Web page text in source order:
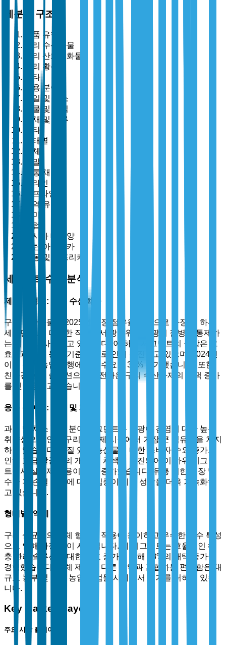
세분화 구조
제품 유형별
구리 수산화물
구리 산화염화물
구리 황산염
기타
응용 분야별
과일 및 채소
곡물 및 곡식
유채 및 콩류
기타
형태별
액체
분말
유통 채널별
온라인
오프라인
지역 유형별
북미
유럽
아시아 태평양
라틴 아메리카
중동 및 아프리카
세그먼트 수준 분석
제품 유형별: 구리 수산화물
구리 수산화물은 2025년 시장 점유율 기준으로 가장 큰 하위
세그먼트로, 다양한 작물에서 광범위한 곰팡이 질병을 통제하
는 데 널리 사용되고 있습니다. 이 하위 세그먼트의 성장은 그
효능과 유기 농업 기준 준수로 인해 촉진되고 있으며, 2024년
이후 유기 농업 관행에서의 수요가 35% 증가했습니다. 또한,
친환경 농업 솔루션으로의 전환은 구리 수산화제의 채택 증가
를 뒷받침하고 있습니다.
응용 분야별: 과일 및 채소
과일 및 채소 응용 분야 세그먼트는 곰팡이 감염에 대한 높은
취약성으로 인해 구리 살균제 시장에서 가장 큰 점유율을 차지
하고 있습니다. 품질 있는 농산물에 대한 소비자 수요 증가로
인해 고급 살균제의 개발 및 채택이 촉진되어 이 하위 세그먼
트에서 살균제 적용이 30% 증가했습니다. 유통 기한 연장 및
수확 후 손실 감소에 대한 집중이 시장 성장을 더욱 가속화하
고 있습니다.
형태별: 액체
구리 살균제의 액체 형태는 적용이 용이하고 우수한 흡수 특성
으로 인해 가장 많이 사용됩니다. 이 세그먼트는 효율적인 해
충 관리 솔루션에 대한 선호 증가로 인해 28%의 채택 증가를
경험했습니다. 액체 제형을 다른 농약과 혼합하는 편리함은 대
규모 농부 및 상업 농업 기업들 사이에서 인기를 더하고 있습
니다.
Key Market Players
주요 시장 플레이어